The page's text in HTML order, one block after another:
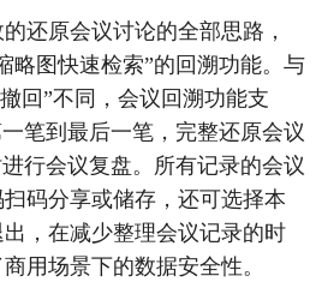
原会议讨论的全部思路，
略图快速检索”的回溯功能。与
回”不同，会议回溯功能支
笔到最后一笔，完整还原会议
行会议复盘。所有记录的会议
码分享或储存，还可选择本
，在减少整理会议记录的时
用场景下的数据安全性。